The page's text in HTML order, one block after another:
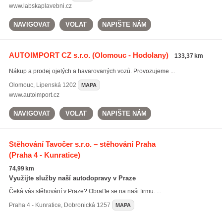
www.labskaplavebni.cz
NAVIGOVAT VOLAT NAPIŠTE NÁM
AUTOIMPORT CZ s.r.o.(Olomouc - Hodolany) 133,37 km
Nákup a prodej ojetých a havarovaných vozů. Provozujeme ...
Olomouc, Lipenská 1202 MAPA
www.autoimport.cz
NAVIGOVAT VOLAT NAPIŠTE NÁM
Stěhování Tavočer s.r.o. – stěhování Praha
(Praha 4 - Kunratice)
74,99 km
Využijte služby naší autodopravy v Praze
Čeká vás stěhování v Praze? Obraťte se na naši firmu. ...
Praha 4 - Kunratice, Dobronická 1257 MAPA